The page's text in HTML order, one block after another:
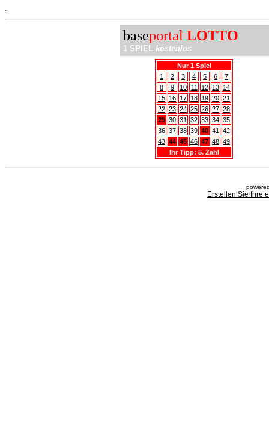
baseportal LOTTO
1 SPIEL kostenlos
Nur 1 Spiel
1
2 3 4 5 6
7
8
9 10 11 12 13 14
15 16 17 18 19 20 21
22 23 24 25 26 27 28
29 30 31 32 33 34 35
36 37 38 39 40 41
42
43 44 45 46 47 48 49
Ihr Tipp: 5. Zahl
Erstellen Sie Ihre